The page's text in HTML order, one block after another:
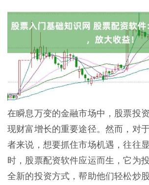
在瞬息万变的金融市场中，股票投
现财富增长的重要途径。然而，对
者来说，想要抓住市场机遇，往往
时，股票配资软件应运而生，它为
全新的投资方式，帮助他们轻松炒